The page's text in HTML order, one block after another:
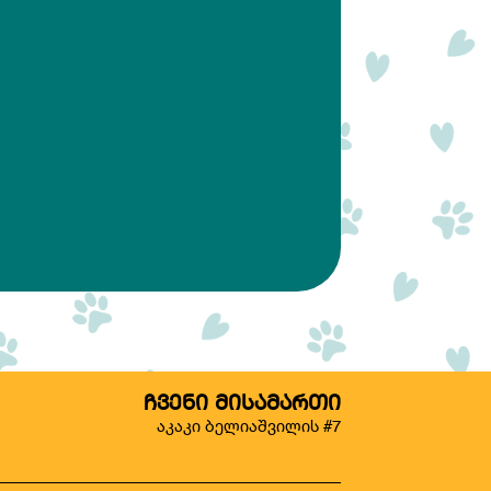
ᲩᲕᲔᲜᲘ ᲛᲘᲡᲐᲛᲐᲠᲗᲘ
აკაკი ბელიაშვილის #7